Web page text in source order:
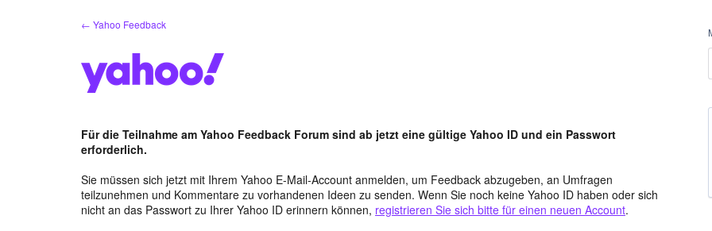
← Yahoo Feedback
Für die Teilnahme am Yahoo Feedback Forum sind ab jetzt eine gültige Yahoo ID und ein Passwort
erforderlich.
Sie müssen sich jetzt mit Ihrem Yahoo E-Mail-Account anmelden, um Feedback abzugeben, an Umfragen
teilzunehmen und Kommentare zu vorhandenen Ideen zu senden. Wenn Sie noch keine Yahoo ID haben oder sich
nicht an das Passwort zu Ihrer Yahoo ID erinnern können, registrieren Sie sich bitte für einen neuen Account.